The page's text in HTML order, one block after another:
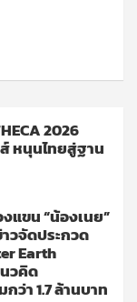
2026
หนุนไทยสู่ฐาน
แขน “น้องเนย”
วจัดประกวด
Earth
วคิด
กว่า 1.7 ล้านบาท